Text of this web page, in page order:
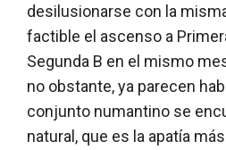
desilusionarse con la
factible el ascenso a
Segunda B en el mismo
no obstante, ya parecen
conjunto numantino se
natural, que es la apatía